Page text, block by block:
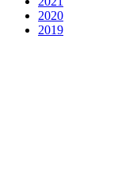
2020
2019